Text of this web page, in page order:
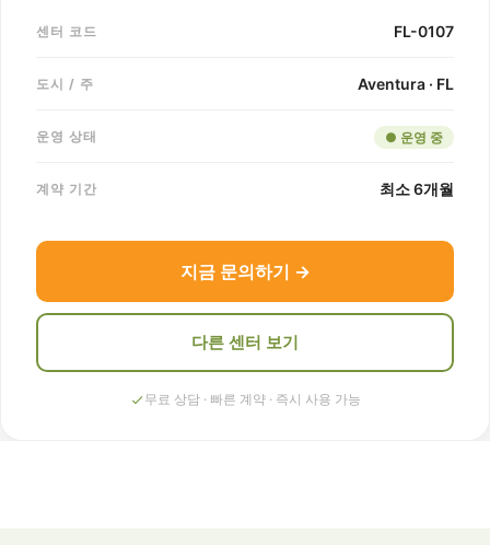
센터 코드 FL-0107
도시 / 주 Aventura · FL
운영 상태 ● 운영 중
계약 기간 최소 6개월
지금 문의하기 →
다른 센터 보기
무료 상담 · 빠른 계약 · 즉시 사용 가능